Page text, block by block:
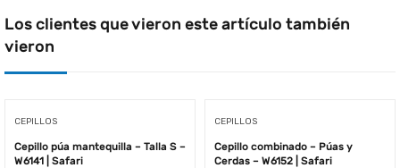
Los clientes que vieron este artículo también
vieron
CEPILLOS
Cepillo púa mantequilla – Talla S –
W6141 | Safari
CEPILLOS
Cepillo combinado – Púas y
Cerdas – W6152 | Safari